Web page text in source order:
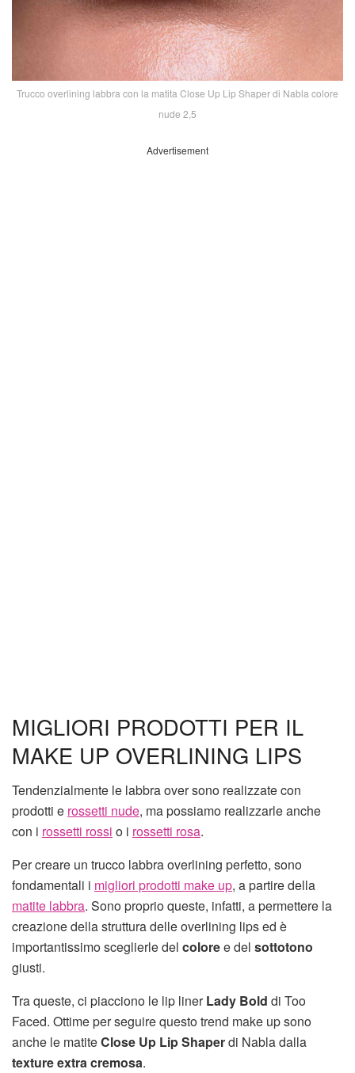
Trucco overlining labbra con la matita Close Up Lip Shaper di Nabla colore
nude 2,5
Advertisement
MIGLIORI PRODOTTI PER IL
MAKE UP OVERLINING LIPS
Tendenzialmente le labbra over sono realizzate con
prodotti e rossetti nude, ma possiamo realizzarle anche
con i rossetti rossi o i rossetti rosa.
Per creare un trucco labbra overlining perfetto, sono
fondamentali i migliori prodotti make up, a partire della
matite labbra. Sono proprio queste, infatti, a permettere la
creazione della struttura delle overlining lips ed è
importantissimo sceglierle del coloree del sottotono
giusti.
Tra queste, ci piacciono le lip linerLady Bold di Too
Faced. Ottime per seguire questo trend make up sono
anche le matiteClose Up Lip Shaperdi Nabla dalla
texture extra cremosa.